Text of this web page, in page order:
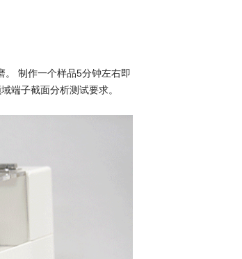
。 制作一个样品5分钟左右即
端子截面分析测试要求。